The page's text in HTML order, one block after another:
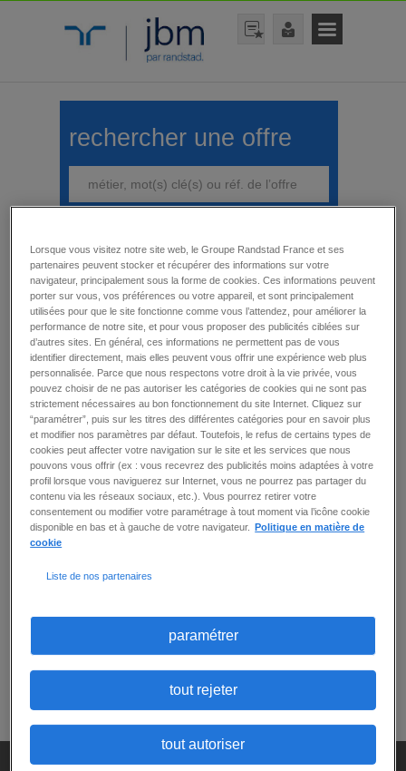
Emploi
Page 11 sur 9
179offre(s) créer une alerte
Précédent
Vous pouvez modifier vos critères de recherche
rechercher une offre
rechercher
affiner votre recherche
Lorsque vous visitez notre site web, le Groupe Randstad France et ses
partenaires peuvent stocker et récupérer des informations sur votre
navigateur, principalement sous la forme de cookies. Ces informations peuvent
porter sur vous, vos préférences ou votre appareil, et sont principalement
utilisées pour que le site fonctionne comme vous l’attendez, pour améliorer la
performance de notre site, et pour vous proposer des publicités ciblées sur
d’autres sites. En général, ces informations ne permettent pas de vous
identifier directement, mais elles peuvent vous offrir une expérience web plus
personnalisée. Parce que nous respectons votre droit à la vie privée, vous
pouvez choisir de ne pas autoriser les catégories de cookies qui ne sont pas
strictement nécessaires au bon fonctionnement du site Internet. Cliquez sur
“paramétrer”, puis sur les titres des différentes catégories pour en savoir plus
et modifier nos paramètres par défaut. Toutefois, le refus de certains types de
cookies peut affecter votre navigation sur le site et les services que nous
pouvons vous offrir (ex : vous recevrez des publicités moins adaptées à votre
profil lorsque vous naviguerez sur Internet, vous ne pourrez pas partager du
contenu via les réseaux sociaux, etc.). Vous pourrez retirer votre
consentement ou modifier votre paramétrage à tout moment via l’icône cookie
disponible en bas et à gauche de votre navigateur.
Politique en matière de
cookie
Liste de nos partenaires
paramétrer
tout rejeter
tout autoriser